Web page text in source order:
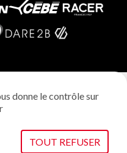
donne le contrôle sur
TOUT REFUSER